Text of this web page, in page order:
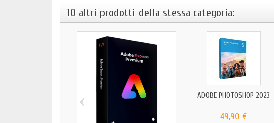
10 altri prodotti della stessa categoria:
ADOBE PHOTOSHOP 2023
49,90 €
‹